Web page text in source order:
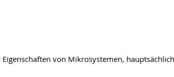
von Mikrosystemen,